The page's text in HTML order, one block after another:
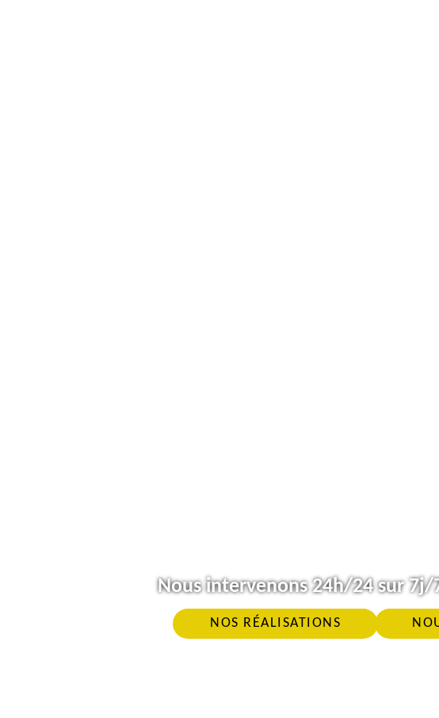
Nous intervenons 24h/24 sur 7j/
NOS RÉALISATIONS